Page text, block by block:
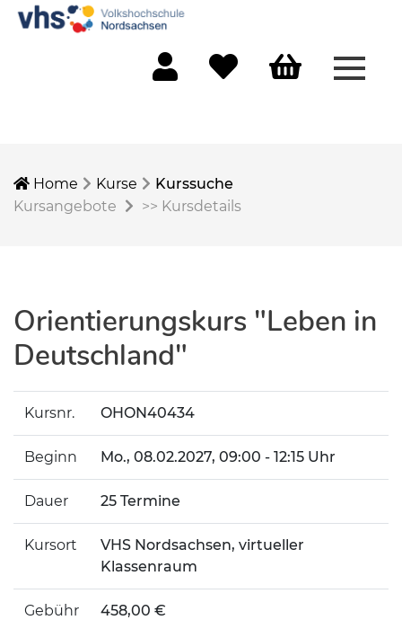
Home Kurse
Kurssuche
Kursangebote
>> Kursdetails
Orientierungskurs "Leben in
Deutschland"
Kursnr. OHON40434
Beginn Mo., 08.02.2027, 09:00 - 12:15 Uhr
Dauer 25 Termine
Kursort
VHS Nordsachsen, virtueller
Klassenraum
Gebühr 458,00 €